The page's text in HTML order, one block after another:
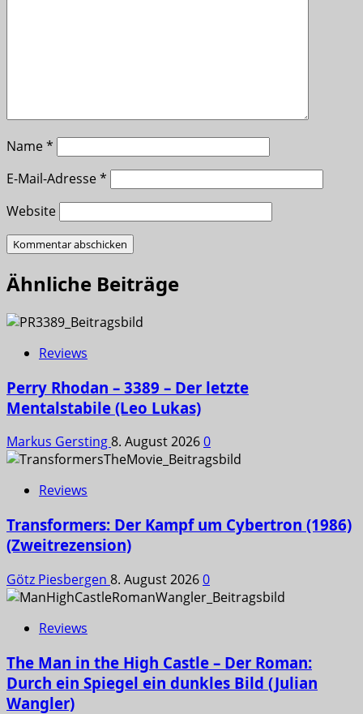
Name*
E-Mail-Adresse*
Website
Ähnliche Beiträge
Reviews
Perry Rhodan – 3389 – Der letzte
Mentalstabile (Leo Lukas)
Markus Gersting8. August 20260
Reviews
Transformers: Der Kampf um Cybertron (1986)
(Zweitrezension)
Götz Piesbergen 8. August 20260
Reviews
The Man in the High Castle – Der Roman:
Durch ein Spiegel ein dunkles Bild (Julian
Wangler)